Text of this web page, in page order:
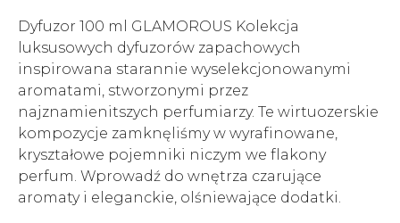
Dyfuzor 100 ml GLAMOROUS Kolekcja
luksusowych dyfuzorów zapachowych
inspirowana starannie wyselekcjonowanymi
aromatami, stworzonymi przez
najznamienitszych perfumiarzy. Te wirtuozerskie
kompozycje zamknęliśmy w wyrafinowane,
kryształowe pojemniki niczym we flakony
perfum. Wprowadź do wnętrza czarujące
aromaty i eleganckie, olśniewające dodatki.